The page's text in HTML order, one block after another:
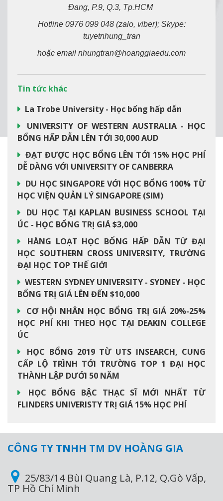
Đang, P.9, Q.3, Tp.HCM
Hotline 0976 099 048 (zalo, viber); Skype:
tuyetnhung_tran
hoặc email nhungtran@hoanggiaedu.com
Tin tức khác
La Trobe University - Học bổng hấp dẫn
UNIVERSITY OF WESTERN AUSTRALIA - HỌC
BỔNG HẤP DẪN LÊN TỚI 30,000 AUD
ĐẠT ĐƯỢC HỌC BỔNG LÊN TỚI 15% HỌC PHÍ
DỄ DÀNG VỚI UNIVERSITY OF CANBERRA
DU HỌC SINGAPORE VỚI HỌC BỔNG 100% TỪ
HỌC VIỆN QUẢN LÝ SINGAPORE (SIM)
DU HỌC TẠI KAPLAN BUSINESS SCHOOL TẠI
ÚC - HỌC BỔNG TRỊ GIÁ $3,000
HÀNG LOẠT HỌC BỔNG HẤP DẪN TỪ ĐẠI
HỌC SOUTHERN CROSS UNIVERSITY, TRƯỜNG
ĐẠI HỌC TOP THẾ GIỚI
WESTERN SYDNEY UNIVERSITY - SYDNEY - HỌC
BỔNG TRỊ GIÁ LÊN ĐẾN $10,000
CƠ HỘI NHÂN HỌC BỔNG TRỊ GIÁ 20%-25%
HỌC PHÍ KHI THEO HỌC TẠI DEAKIN COLLEGE
ÚC
HỌC BỔNG 2019 TỪ UTS INSEARCH, CUNG
CẤP LỘ TRÌNH TỚI TRƯỜNG TOP 1 ĐẠI HỌC
THÀNH LẬP DƯỚI 50 NĂM
HỌC BỔNG BẬC THẠC SĨ MỚI NHẤT TỪ
FLINDERS UNIVERISTY TRỊ GIÁ 15% HỌC PHÍ
CÔNG TY TNHH TM DV HOÀNG GIA
25/83/14 Bùi Quang Là, P.12, Q.Gò Vấp,
TP Hồ Chí Minh